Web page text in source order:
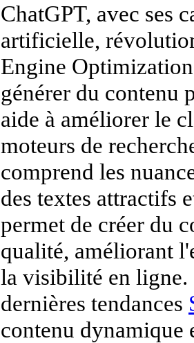
ChatGPT, avec ses
artificielle,
Engine
générer du contenu
aide à améliorer le
moteurs de
comprend les
des textes attractifs
permet de créer du
qualité, améliorant
la visibilité en ligne.
dernières tendances
contenu dynamique